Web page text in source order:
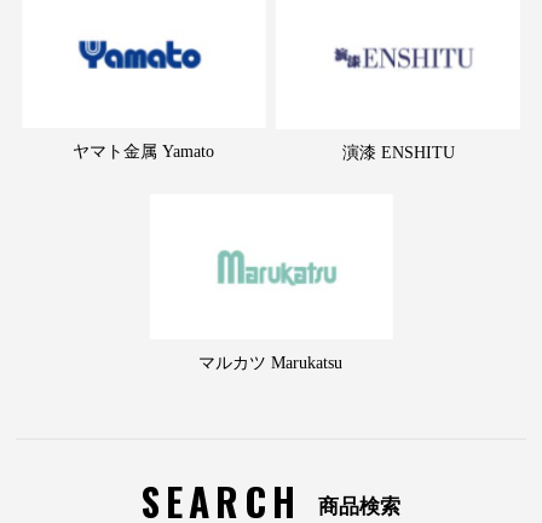
ヤマト金属 Yamato 演漆 ENSHITU
マルカツ Marukatsu
SEARCH 商品検索